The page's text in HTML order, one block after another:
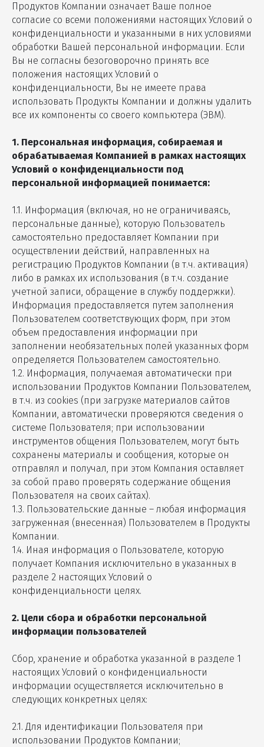
Продуктов Компании означает Ваше полное
согласие со всеми положениями настоящих Условий о
конфиденциальности и указанными в них условиями
обработки Вашей персональной информации. Если
Вы не согласны безоговорочно принять все
положения настоящих Условий о
конфиденциальности, Вы не имеете права
использовать Продукты Компании и должны удалить
все их компоненты со своего компьютера (ЭВМ).
1. Персональная информация, собираемая и
обрабатываемая Компанией в рамках настоящих
Условий о конфиденциальности под
персональной информацией понимается:
1.1. Информация (включая, но не ограничиваясь,
персональные данные), которую Пользователь
самостоятельно предоставляет Компании при
осуществлении действий, направленных на
регистрацию Продуктов Компании (в т.ч. активация)
либо в рамках их использования (в т.ч. создание
учетной записи, обращение в службу поддержки).
Информация предоставляется путем заполнения
Пользователем соответствующих форм, при этом
объем предоставления информации при
заполнении необязательных полей указанных форм
определяется Пользователем самостоятельно.
1.2. Информация, получаемая автоматически при
использовании Продуктов Компании Пользователем,
в т.ч. из cookies (при загрузке материалов сайтов
Компании, автоматически проверяются сведения о
системе Пользователя; при использовании
инструментов общения Пользователем, могут быть
сохранены материалы и сообщения, которые он
отправлял и получал, при этом Компания оставляет
за собой право проверять содержание общения
Пользователя на своих сайтах).
1.3. Пользовательские данные – любая информация
загруженная (внесенная) Пользователем в Продукты
Компании.
1.4. Иная информация о Пользователе, которую
получает Компания исключительно в указанных в
разделе 2 настоящих Условий о
конфиденциальности целях.
2. Цели сбора и обработки персональной
информации пользователей
Сбор, хранение и обработка указанной в разделе 1
настоящих Условий о конфиденциальности
информации осуществляется исключительно в
следующих конкретных целях:
2.1. Для идентификации Пользователя при
использовании Продуктов Компании;